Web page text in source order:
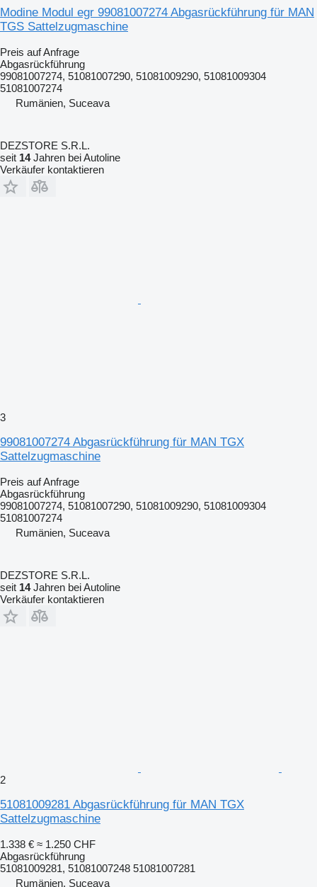
Modine Modul egr 99081007274 Abgasrückführung für MAN
TGS Sattelzugmaschine
Preis auf Anfrage
Abgasrückführung
99081007274, 51081007290, 51081009290, 51081009304
51081007274
Rumänien, Suceava
DEZSTORE S.R.L.
seit 14Jahren bei Autoline
Verkäufer kontaktieren
3
99081007274 Abgasrückführung für MAN TGX
Sattelzugmaschine
Preis auf Anfrage
Abgasrückführung
99081007274, 51081007290, 51081009290, 51081009304
51081007274
Rumänien, Suceava
DEZSTORE S.R.L.
seit 14Jahren bei Autoline
Verkäufer kontaktieren
2
51081009281 Abgasrückführung für MAN TGX
Sattelzugmaschine
1.338 € ≈ 1.250 CHF
Abgasrückführung
51081009281, 51081007248 51081007281
Rumänien, Suceava